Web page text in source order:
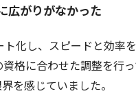
広がりがなかった
化し、スピードと効率
格に合わせた調整を行
を感じていました。